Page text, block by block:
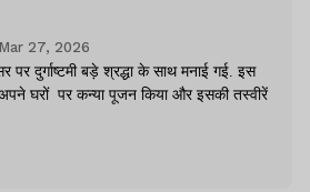
Mar 27, 2026
पर दुर्गाष्टमी बड़े श्रद्धा के साथ मनाई गई. इस
अपने घरों पर कन्या पूजन किया और इसकी तस्वीरें